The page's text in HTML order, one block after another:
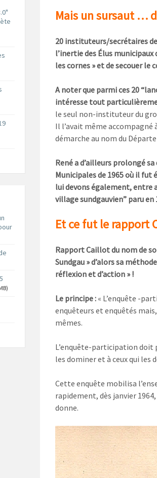
Mais un sursaut …
20 instituteurs/secrétaires
l’inertie des Élus
les cornes » et de secouer le
A noter que parmi ces 20
intéresse tout
le seul non-instituteur du
Il l’avait même accompagné
démarche au nom du
René a d’ailleurs prolongé
Municipales de 1965 où il fut
lui devons également, entre
village sundgauvien” paru en
Et ce fut le rapport
Rapport Caillot du nom de
Sundgau » d’alors sa
réflexion et d’action » !
Le principe : « L’enquête -
enquêteurs et enquêtés
mêmes.
L’enquête-participation doit
les dominer et à ceux qui les
Cette enquête mobilisa
rapidement, dès janvier
donne.